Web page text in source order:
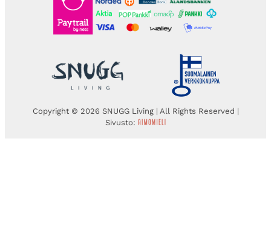
Copyright © 2026 SNUGG Living | All Rights Reserved |
Sivusto: